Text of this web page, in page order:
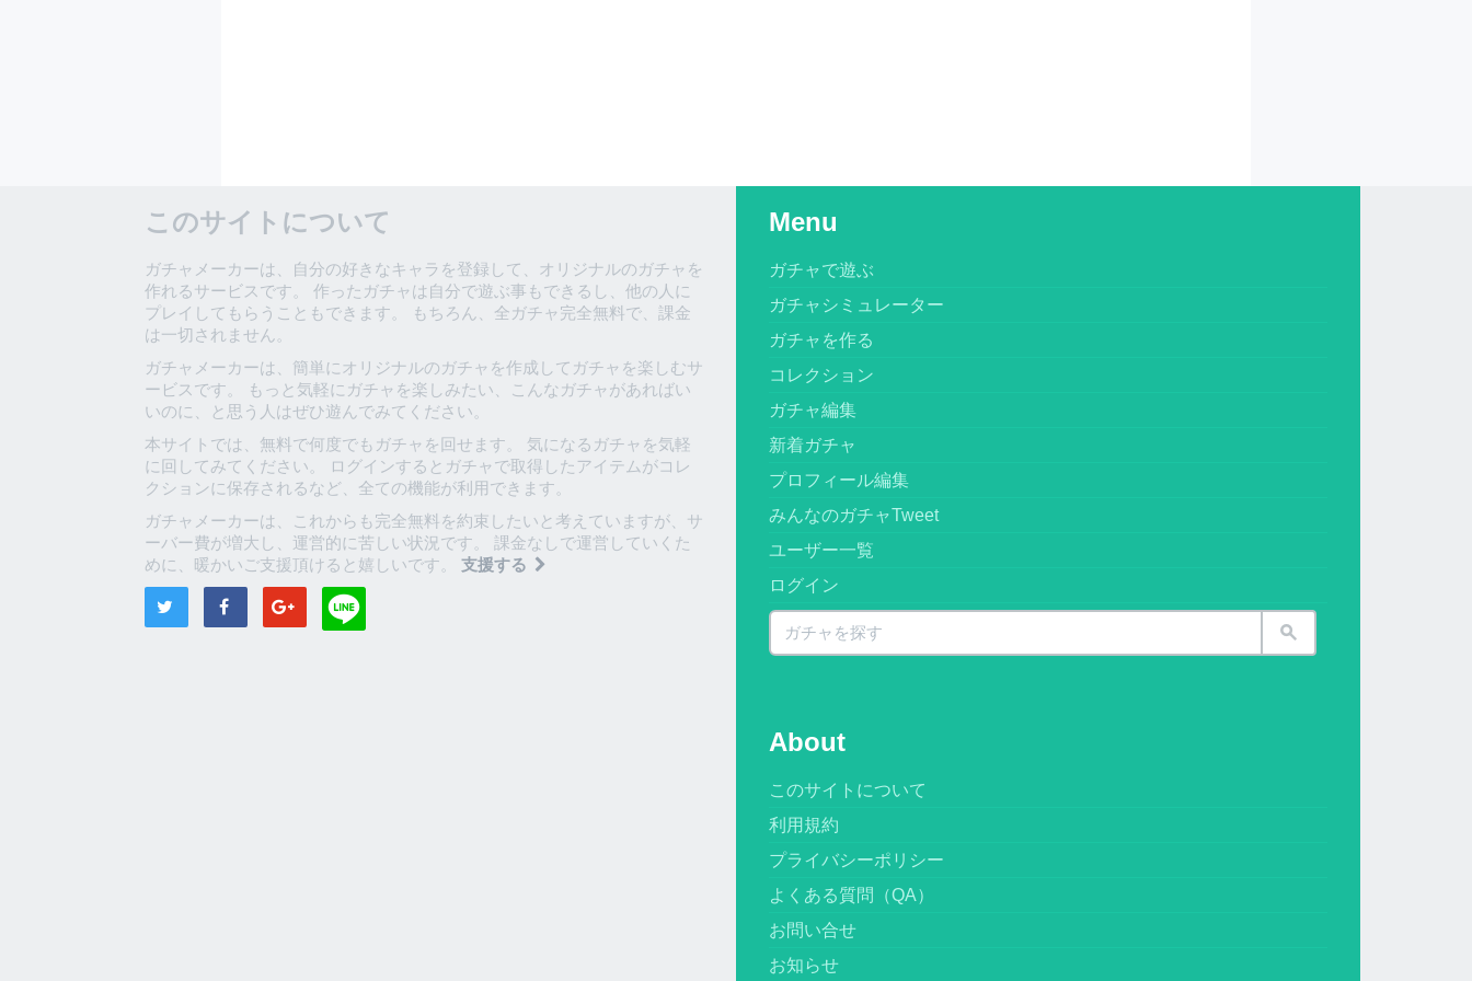
このサイトについて
ガチャメーカーは、自分の好きなキャラを登録して、オリジナルのガチャを
作れるサービスです。 作ったガチャは自分で遊ぶ事もできるし、他の人に
プレイしてもらうこともできます。 もちろん、全ガチャ完全無料で、課金
は一切されません。
ガチャメーカーは、簡単にオリジナルのガチャを作成してガチャを楽しむサ
ービスです。 もっと気軽にガチャを楽しみたい、こんなガチャがあればい
いのに、と思う人はぜひ遊んでみてください。
本サイトでは、無料で何度でもガチャを回せます。 気になるガチャを気軽
に回してみてください。 ログインするとガチャで取得したアイテムがコレ
クションに保存されるなど、全ての機能が利用できます。
ガチャメーカーは、これからも完全無料を約束したいと考えていますが、サ
ーバー費が増大し、運営的に苦しい状況です。 課金なしで運営していくた
めに、暖かいご支援頂けると嬉しいです。 支援する
Menu
ガチャで遊ぶ
ガチャシミュレーター
ガチャを作る
コレクション
ガチャ編集
新着ガチャ
プロフィール編集
みんなのガチャTweet
ユーザー一覧
ログイン
About
このサイトについて
利用規約
プライバシーポリシー
よくある質問（QA）
お問い合せ
お知らせ